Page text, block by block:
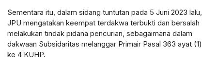
Sementara itu, dalam sidang tuntutan pada 5 Juni 2023 lalu,
JPU mengatakan keempat terdakwa terbukti dan bersalah
melakukan tindak pidana pencurian, sebagaimana dalam
dakwaan Subsidaritas melanggar Primair Pasal 363 ayat (1)
ke 4 KUHP.